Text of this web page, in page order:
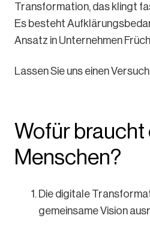
Transformation, das klingt
Es besteht
Ansatz in Unternehmen
Lassen Sie uns einen
Wofür braucht
Menschen?
Die digitale
gemeinsame Vision